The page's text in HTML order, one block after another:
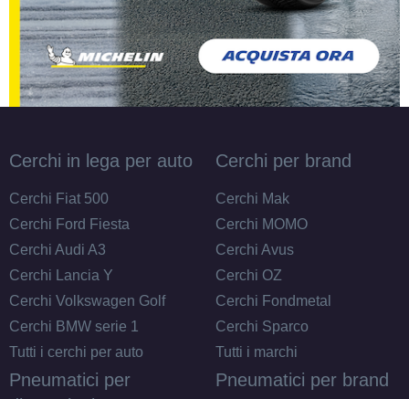
Cerchi in lega per auto
Cerchi Fiat 500
Cerchi Ford Fiesta
Cerchi Audi A3
Cerchi Lancia Y
Cerchi Volkswagen Golf
Cerchi BMW serie 1
Tutti i cerchi per auto
Cerchi per brand
Cerchi Mak
Cerchi MOMO
Cerchi Avus
Cerchi OZ
Cerchi Fondmetal
Cerchi Sparco
Tutti i marchi
Pneumatici per
Pneumatici per brand